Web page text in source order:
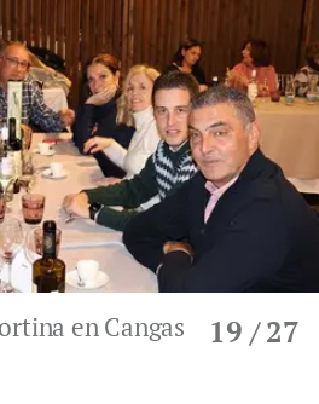
19 / 27
en Cangas